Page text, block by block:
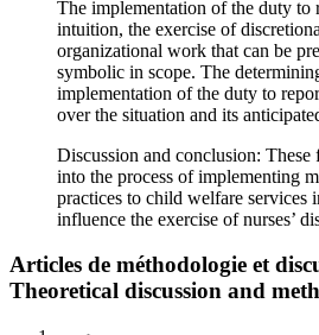
The implementation of the duty to
intuition, the exercise of
organizational work that can be
symbolic in scope. The
implementation of the duty to
over the situation and its
Discussion and conclusion:
into the process of implementing
practices to child welfare services
influence the exercise of nurses’
Articles de méthodologie et
Theoretical discussion and